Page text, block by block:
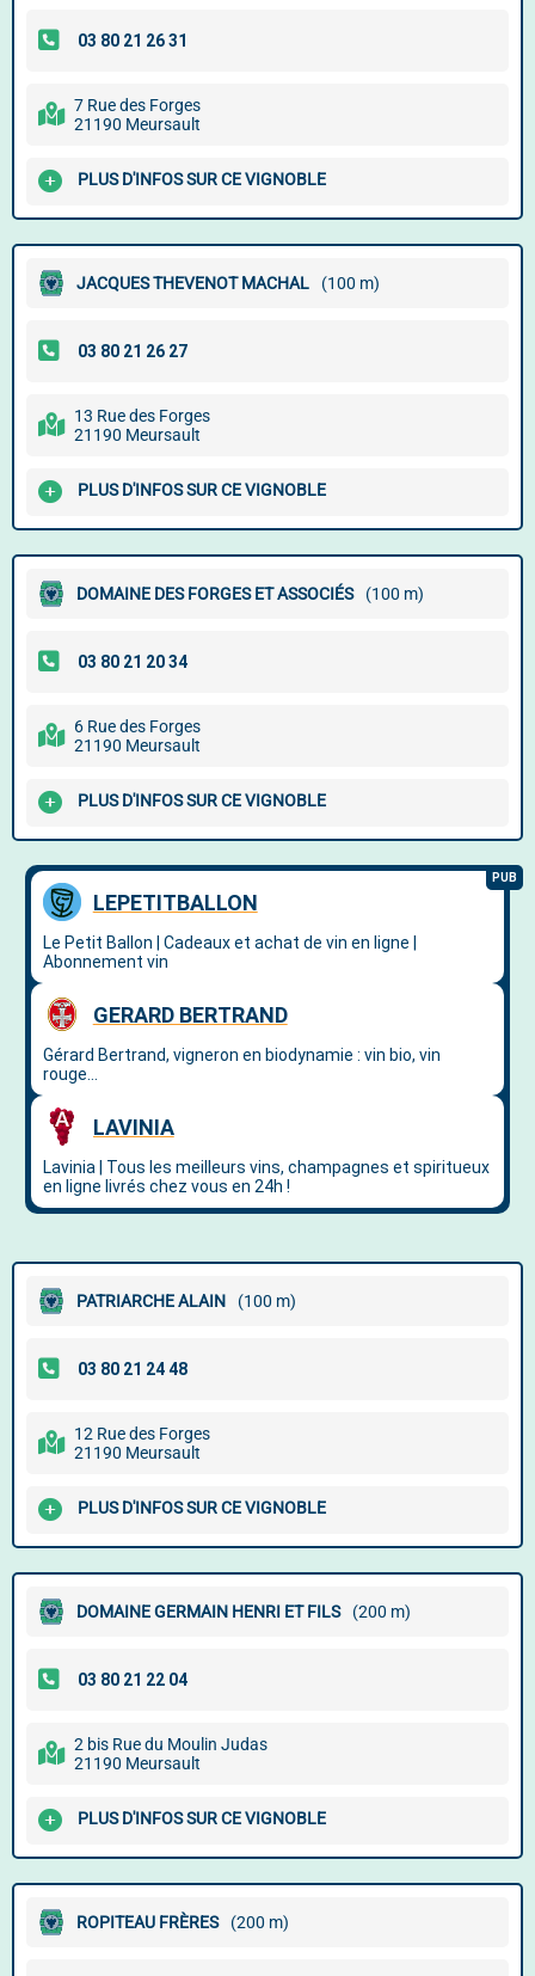
7 Rue des Forges
21190 Meursault
PLUS D'INFOS SUR CE VIGNOBLE
JACQUES THEVENOT MACHAL (100 m)
13 Rue des Forges
21190 Meursault
PLUS D'INFOS SUR CE VIGNOBLE
DOMAINE DES FORGES ET ASSOCIÉS (100 m)
6 Rue des Forges
21190 Meursault
PLUS D'INFOS SUR CE VIGNOBLE
PATRIARCHE ALAIN (100 m)
12 Rue des Forges
21190 Meursault
PLUS D'INFOS SUR CE VIGNOBLE
DOMAINE GERMAIN HENRI ET FILS (200 m)
2 bis Rue du Moulin Judas
21190 Meursault
PLUS D'INFOS SUR CE VIGNOBLE
ROPITEAU FRÈRES (200 m)